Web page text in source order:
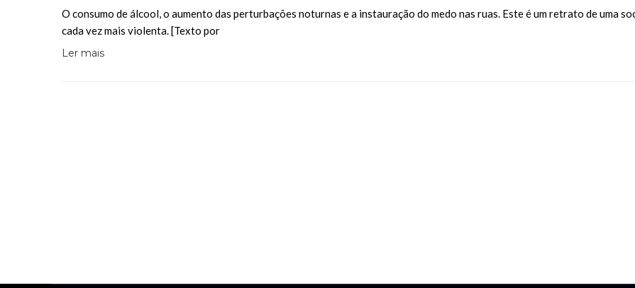
O consumo de álcool, o aumento das perturbações noturnas e a instauração do medo nas ruas. Este é um retrato de uma
cada vez mais violenta. [Texto por
Ler mais